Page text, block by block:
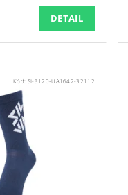
DETAIL
Kód: SI-3120-UA1642-32112